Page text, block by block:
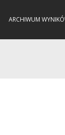
ARCHIWUM